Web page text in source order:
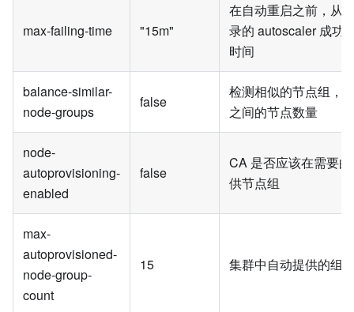
max-failing-time "15m"
在自动重启之前，从
录的 autoscaler 成功
时间
balance-similar-
node-groups
false
检测相似的节点组，
之间的节点数量
node-
autoprovisioning-
enabled
false
CA 是否应该在需要
供节点组
max-
autoprovisioned-
node-group-
count
15 集群中自动提供的组